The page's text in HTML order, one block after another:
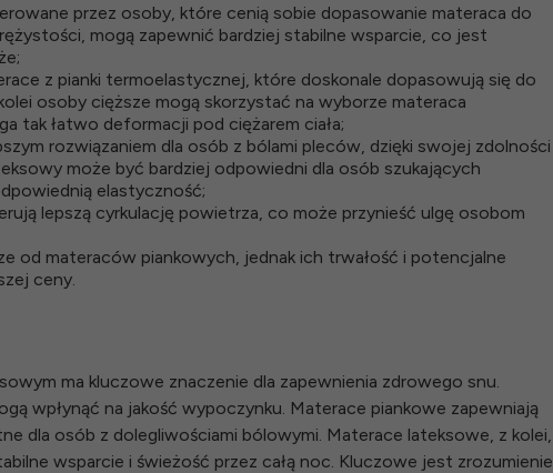
przez osoby, które cenią sobie dopasowanie materaca do
mogą zapewnić bardziej stabilne wsparcie, co jest
z pianki termoelastycznej, które doskonale dopasowują się do
osoby cięższe mogą skorzystać na wyborze materaca
tak łatwo deformacji pod ciężarem ciała;
rozwiązaniem dla osób z bólami pleców, dzięki swojej zdolności
może być bardziej odpowiedni dla osób szukających
elastyczność;
lepszą cyrkulację powietrza, co może przynieść ulgę osobom
od materaców piankowych, jednak ich trwałość i potencjalne
ceny.
ma kluczowe znaczenie dla zapewnienia zdrowego snu.
wpłynąć na jakość wypoczynku. Materace piankowe zapewniają
dla osób z dolegliwościami bólowymi. Materace lateksowe, z kolei,
wsparcie i świeżość przez całą noc. Kluczowe jest zrozumienie